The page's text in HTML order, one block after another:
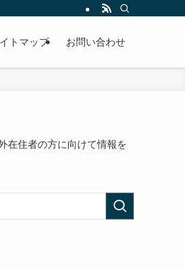
トマップ お問い合わせ
在住者の方に向けて情報を